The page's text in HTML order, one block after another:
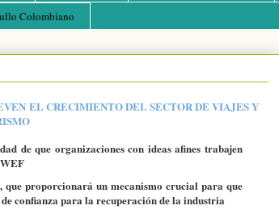
Colombiano
EL CRECIMIENTO DEL SECTOR DE VIAJES Y
de que organizaciones con ideas afines trabajen
proporcionará un mecanismo crucial para que
confianza para la recuperación de la industria